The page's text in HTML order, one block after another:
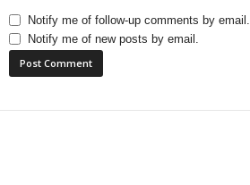
Notify me of follow-up comments by email.
Notify me of new posts by email.